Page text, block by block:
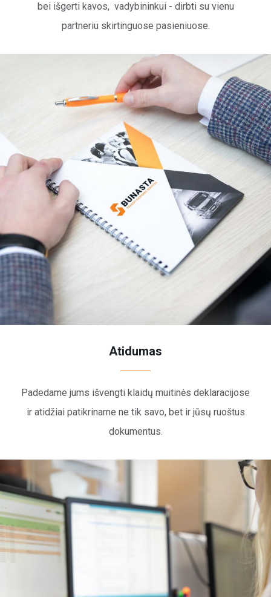
bei išgerti kavos, vadybininkui - dirbti su vienu
partneriu skirtinguose pasieniuose.
Atidumas
Padedame jums išvengti klaidų muitinės deklaracijose
ir atidžiai patikriname ne tik savo, bet ir jūsų ruoštus
dokumentus.